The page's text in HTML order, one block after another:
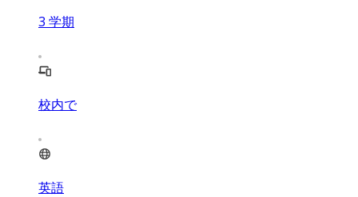
3 学期
校内で
英語